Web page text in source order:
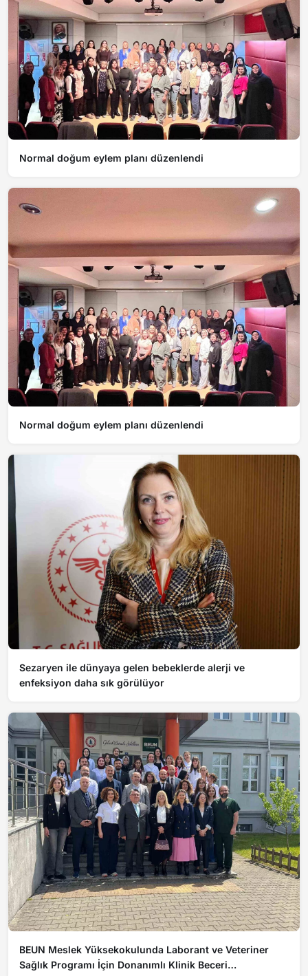
Normal doğum eylem planı düzenlendi
Normal doğum eylem planı düzenlendi
Sezaryen ile dünyaya gelen bebeklerde alerji ve
enfeksiyon daha sık görülüyor
BEUN Meslek Yüksekokulunda Laborant ve Veteriner
Sağlık Programı İçin Donanımlı Klinik Beceri